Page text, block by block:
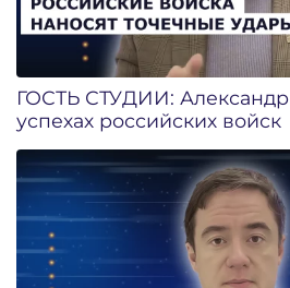
ГОСТЬ СТУДИИ:
успехах российских войск